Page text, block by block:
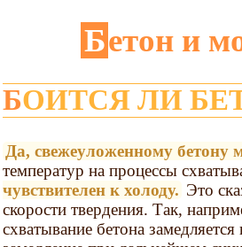
Бетон и
БОИТСЯ ЛИ
Да, свежеуложенному бетону
температур на процессы
чувствителен к холоду. Это
скорости твердения. Так,
схватывание бетона